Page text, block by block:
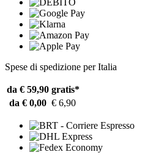
Spese di spedizione per Italia
da € 59,90 gratis*
da € 0,00 € 6,90